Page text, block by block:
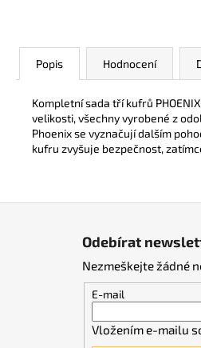
Popis Hodnocení
Kompletní sada tří kufrů
velikosti, všechny vyrobené z
Phoenix se vyznačují dalším
kufru zvyšuje bezpečnost,
Odebírat
Nezmeškejte žádné
E-mail
Vložením e-mailu